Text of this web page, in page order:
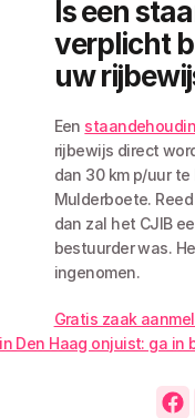
Is een
verplicht
uw
Een
rijbewijs direct
dan 30 km p/uur
Mulderboete.
dan zal het CJIB
bestuurder was.
ingenomen.
Gratis zaak
Den Haag onjuist: ga in